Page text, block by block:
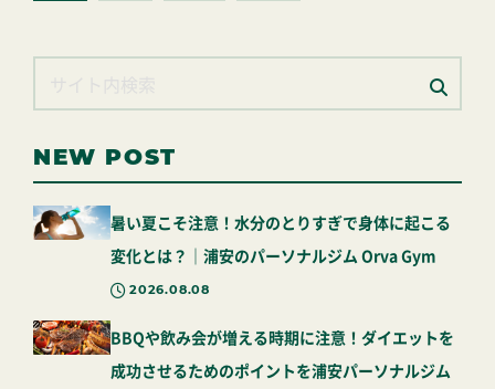
NEW POST
暑い夏こそ注意！水分のとりすぎで身体に起こる
変化とは？｜浦安のパーソナルジム Orva Gym
2026.08.08
BBQや飲み会が増える時期に注意！ダイエットを
成功させるためのポイントを浦安パーソナルジム